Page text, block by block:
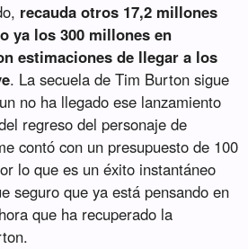
recauda otros 17,2 millones
ya los 300 millones en
estimaciones de llegar a los
. La secuela de Tim Burton sigue
no ha llegado ese lanzamiento
regreso del personaje de
contó con un presupuesto de 100
lo que es un éxito instantáneo
seguro que ya está pensando en
que ha recuperado la